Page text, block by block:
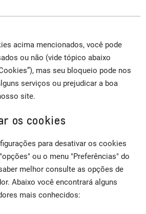
acima mencionados, você pode
ou não (vide tópico abaixo
mas seu bloqueio pode nos
serviços ou prejudicar a boa
site.
os cookies
para desativar os cookies
ou o menu "Preferências" do
melhor consulte as opções de
Abaixo você encontrará alguns
mais conhecidos: